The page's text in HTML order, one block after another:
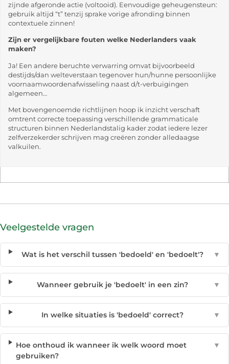
zijnde afgeronde actie (voltooid). Eenvoudige geheugensteun:
gebruik altijd “t” tenzij sprake vorige afronding binnen
contextuele zinnen!
Zijn er vergelijkbare fouten welke Nederlanders vaak
maken?
Ja! Een andere beruchte verwarring omvat bijvoorbeeld
destijds/dan welteverstaan tegenover hun/hunne persoonlijke
voornaamwoordenafwisseling naast d/t-verbuigingen
algemeen…
Met bovengenoemde richtlijnen hoop ik inzicht verschaft
omtrent correcte toepassing verschillende grammaticale
structuren binnen Nederlandstalig kader zodat iedere lezer
zelfverzekerder schrijven mag creëren zonder alledaagse
valkuilen.
Veelgestelde vragen
Wat is het verschil tussen 'bedoeld' en 'bedoelt'? ▼
Wanneer gebruik je 'bedoelt' in een zin? ▼
In welke situaties is 'bedoeld' correct? ▼
Hoe onthoud ik wanneer ik welk woord moet
gebruiken?
▼